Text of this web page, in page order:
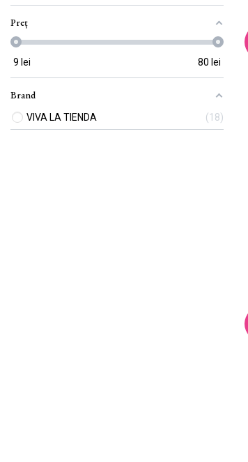
Preț
9 lei 80 lei
Brand
VIVA LA TIENDA 18